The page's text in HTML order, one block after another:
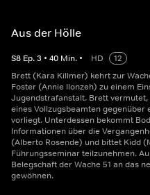
Aus der Hölle
S8 Ep.3 • 40 Min. • HD
12
Brett (Kara Killmer) kehrt zur
Foster (Annie Ilonzeh) zu einem
Jugendstrafanstalt. Brett
eines Vollzugsbeamten gegenüber
vorliegt. Unterdessen bekommt
Informationen über die
(Alberto Rosende) und bittet Kidd
Führungsseminar teilzunehmen.
Belegschaft der Wache 51 an das
gewöhnen.